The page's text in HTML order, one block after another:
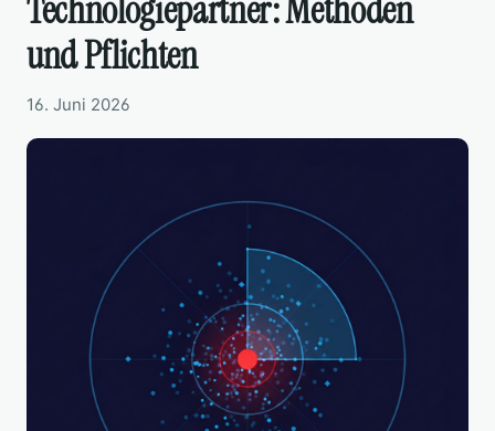
Technologiepartner: Methoden
und Pflichten
16. Juni 2026